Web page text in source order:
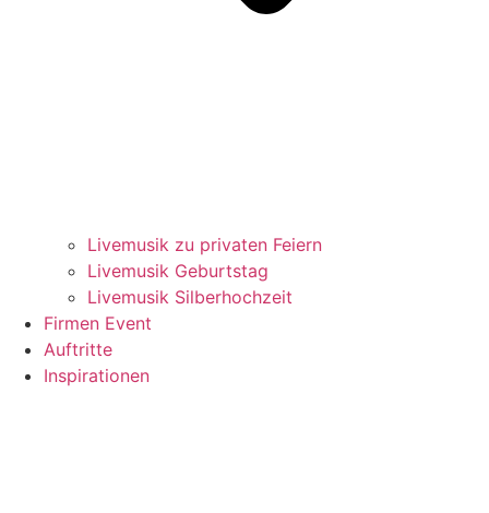
Livemusik zu privaten Feiern
Livemusik Geburtstag
Livemusik Silberhochzeit
Firmen Event
Auftritte
Inspirationen